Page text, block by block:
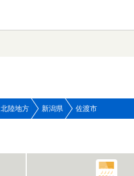
北陸地方 新潟県 佐渡市